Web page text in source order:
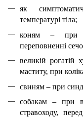
як
температурі тіла;
коням – при
переповненні
великій рогатій
маститу, при
свиням – при
собакам – при
стравоходу,